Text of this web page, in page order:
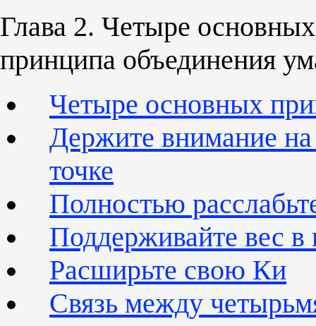
Глава 2. Четыре основных
принципа объединения
Четыре основных
Держите внимание
точке
Полностью
Поддерживайте вес
Расширьте свою Ки
Связь между